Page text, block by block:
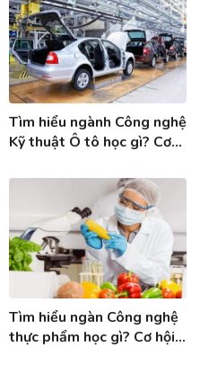
Tìm hiểu ngành Công nghệ
Kỹ thuật Ô tô học gì? Cơ
nghệ KT ô tô
Tìm hiểu ngàn Công nghệ
thực phẩm học gì? Cơ hội